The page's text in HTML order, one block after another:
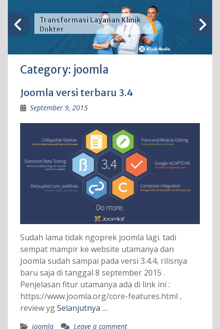
Transformasi Layanan Klinik
Dokter
Category: joomla
Joomla versi terbaru 3.4
September 9, 2015
Sudah lama tidak ngoprek joomla lagi. tadi
sempat mampir ke website utamanya dan
Joomla sudah sampai pada versi 3.4.4, rilisnya
baru saja di tanggal 8 september 2015 .
Penjelasan fitur utamanya ada di link ini :
https://www.joomla.org/core-features.html ,
review ygSelanjutnya …
joomla Leave a comment